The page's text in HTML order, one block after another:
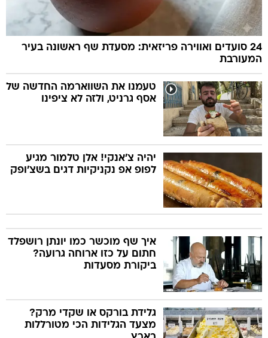
24 סועדים ואווירה פריזאית: מסעדת שף ראשונה בעיר
המעורבת
טעמנו את השווארמה החדשה של
אסף גרניט, ולזה לא ציפינו
יהיה צ'אנקי! אלן טלמור מגיע
לפופ אפ נקניקיות דגים בשצ'ופק
איך שף מוכשר כמו יונתן רושפלד
חתום על כזו ארוחה גרועה?
ביקורת מסעדות
גלידת בורקס או שקדי מרק?
מצעד הגלידות הכי מטורללות